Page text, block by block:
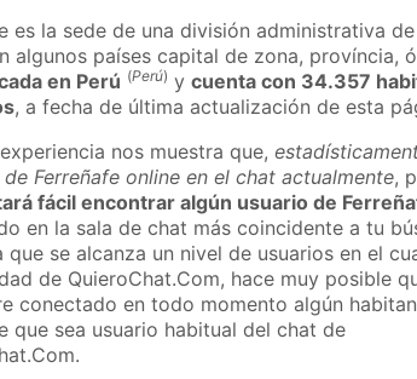
es la sede de una división administrativa
algunos países capital de zona, província,
en Perú (Perú) ycuenta con 34.357
, a fecha de última actualización de esta
nos muestra que,
de Ferreñafe online en el chat actualmente,
fácil encontrar algún usuario de
en la sala de chat más coincidente a tu
que se alcanza un nivel de usuarios en el
de QuieroChat.Com, hace muy posible
conectado en todo momento algún
que sea usuario habitual del chat de